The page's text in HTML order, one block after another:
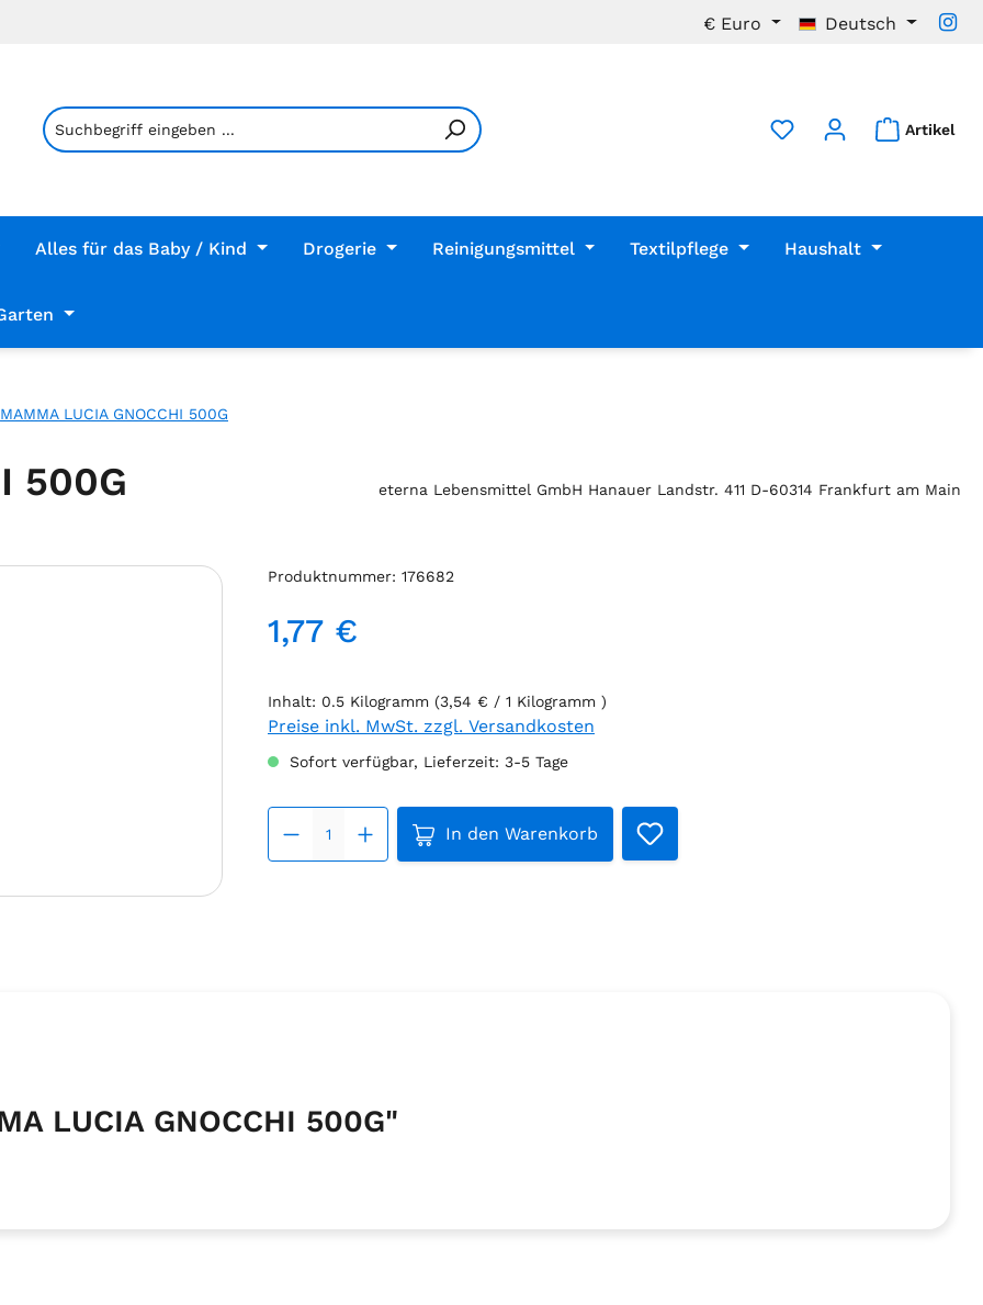
€ Euro Deutsch
Artikel
Alles für das Baby / Kind Drogerie Reinigungsmittel Textilpflege Haushalt
MAMMA LUCIA GNOCCHI 500G
500G eterna Lebensmittel GmbH Hanauer Landstr. 411 D-60314 Frankfurt am Main
Produktnummer: 176682
Regulärer Preis:
1,77 €
Inhalt: 0.5 Kilogramm (3,54 € / 1 Kilogramm )
Preise inkl. MwSt. zzgl. Versandkosten
Sofort verfügbar, Lieferzeit: 3-5 Tage
Produkt Anzahl: Gib den gewünschten Wert
In den Warenkorb
LUCIA GNOCCHI 500G"